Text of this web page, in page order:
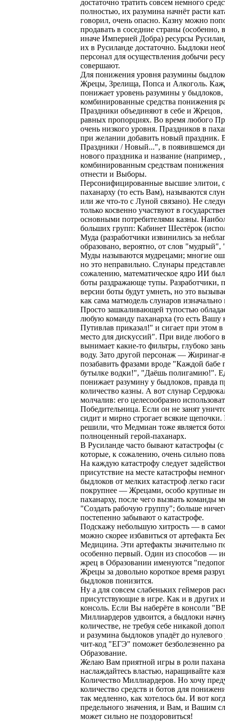
достаточно тратить совсем немного
полностью, их разумина начнёт расти
говорил, очень опасно. Казну можно
продавать в соседние страны
иначе Империей Добра) ресурсы
их в Русиланде достаточно. Быдлоки
персонал для осуществления добычи
совершают.
Для понижения уровня разумины
Жрецы, Зрелища, Попса и Алкоголь.
понижает уровень разумины у быдлоков,
комбинированные средства понижения
Праздники объединяют в себе и
равных пропорциях. Во время любого
очень низкого уровня. Праздников в
при желании добавить новый праздник.
Праздники / Новый...", в появившемся
нового праздника и название
комбинированным средствам
отнести и Выборы.
Персонифицированные высшие элитои,
паханарху (то есть Вам), называются
или же что-то с Луной связано). Не
только косвенно участвуют в
основными потребителями казны.
больших групп: Кабинет Шестёрок
Муда (разработчики извинились за
образовано, вероятно, от слов
Муды называются мудрецами; многие
но это неправильно. Слунары
сожалению, математическое ядро ИИ
боты раздражающе тупы. Разработчики,
версии боты будут умнеть, но это
как сама матмодель слунаров изначально
Просто зашкаливающей тупостью
любую команду паханарха (то есть
Путивлав приказал!" и сигает при этом
место для дискуссий". При виде любого
вынимает какие-то фильтры, глубоко
воду. Зато другой персонаж — Жиринаг-
позабавить фразами вроде "Каждой
бутылке водки!", "Даёшь полигамию!".
понижает разумину у быдлоков, правда
количество казны. А вот слунар
молчалив: его целесообразно
Победительница. Если он не занят
сидит и мирно строгает всякие
решили, что Медмиан тоже является
полноценный герой-паханарх.
В Русиланде часто бывают катастрофы
которые, к сожалению, очень сильно
На каждую катастрофу следует
присутствие на месте катастрофы
быдлоков от мелких катастроф легко
покрупнее — Жрецами, особо крупные
паханарху, после чего вызвать команды
"Создать рабочую группу"; больше
постепенно забывают о катастрофе.
Подскажу небольшую хитрость — в
можно скорее избавиться от артефакта
Медицина. Эти артефакты значительно
особенно первый. Один из способов —
жрец в Образовании именуются
Жрецы за довольно короткое время
быдлоков понизится.
Ну а для совсем слабеньких геймеров
присутствующие в игре. Как и в других
консоль. Если Вы наберёте в консоли
Миллиардеров удвоится, а быдлоки
количестве, не требуя себе никакой
и разумина быдлоков упадёт до
чит-код "ЕГЭ" поможет безболезненно
Образование.
Желаю Вам приятной игры в роли
наслаждайтесь властью, наращивайте
Количество Миллиардеров. Но хочу
количество средств и ботов для
так медленно, как хотелось бы. И вот
предельного значения, и Вам, и Вашим
может сильно не поздоровиться!